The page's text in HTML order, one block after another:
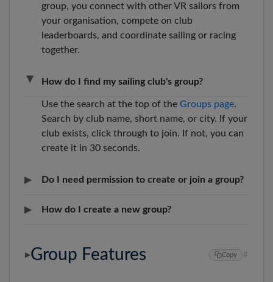
group, you connect with other VR sailors from
your organisation, compete on club
leaderboards, and coordinate sailing or racing
together.
▶ How do I find my sailing club's group?
Use the search at the top of the Groups page.
Search by club name, short name, or city. If your
club exists, click through to join. If not, you can
create it in 30 seconds.
▶ Do I need permission to create or join a group?
▶ How do I create a new group?
▶Group Features Copy #